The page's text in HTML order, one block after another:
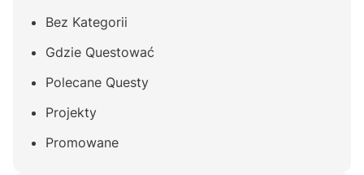
Bez Kategorii
Gdzie Questować
Polecane Questy
Projekty
Promowane